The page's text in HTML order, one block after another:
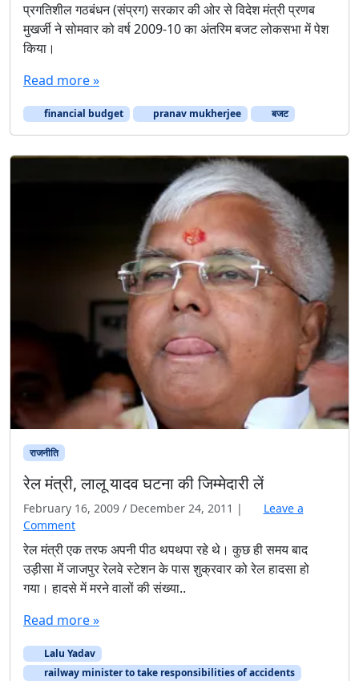
प्रगतिशील गठबंधन (संप्रग) सरकार की ओर से विदेश मंत्री प्रणब
मुखर्जी ने सोमवार को वर्ष 2009-10 का अंतरिम बजट लोकसभा में पेश
किया।
Read more »
financial budget pranav mukherjee बजट
राजनीति
रेल मंत्री, लालू यादव घटना की जिम्मेदारी लें
February 16, 2009 / December 24, 2011 |
Leave a
Comment
रेल मंत्री एक तरफ अपनी पीठ थपथपा रहे थे। कुछ ही समय बाद
उड़ीसा में जाजपुर रेलवे स्टेशन के पास शुक्रवार को रेल हादसा हो
गया। हादसे में मरने वालों की संख्या..
Read more »
Lalu Yadav
railway minister to take responsibilities of accidents